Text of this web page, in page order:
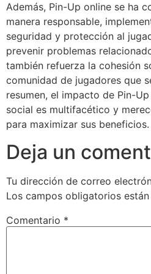
Además, Pin-Up online se ha
manera responsable,
seguridad y protección al
prevenir problemas
también refuerza la cohesión
comunidad de jugadores que
resumen, el impacto de Pin-
social es multifacético y
para maximizar sus beneficios.
Deja un
Tu dirección de correo
Los campos obligatorios
Comentario *